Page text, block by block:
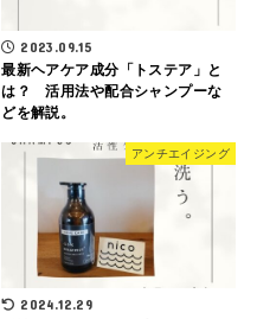
2023.09.15
最新ヘアケア成分「トステア」と
は？ 活用法や配合シャンプーな
どを解説。
アンチエイジング
2024.12.29